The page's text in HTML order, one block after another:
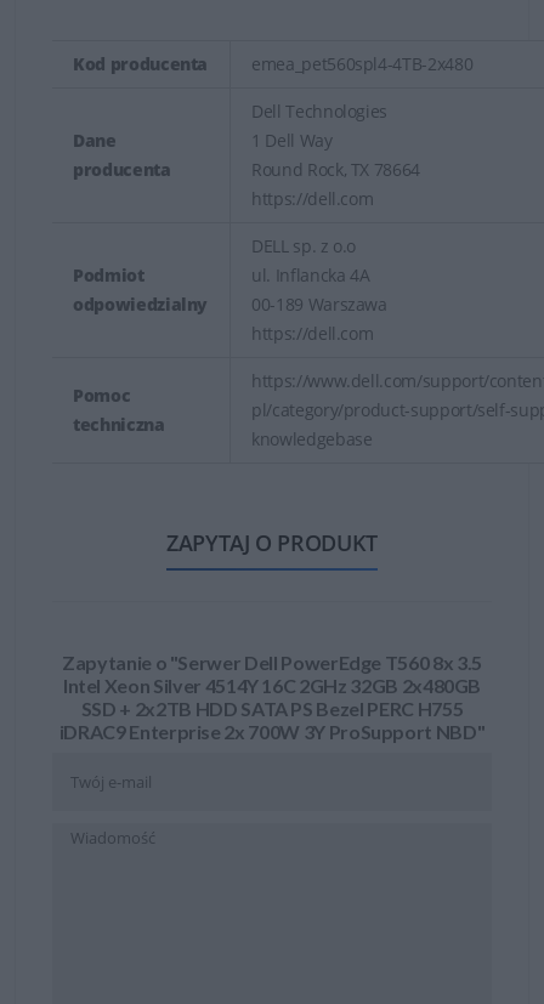
Kod producenta emea_pet560spl4-4TB-2x480
Dane
producenta
Dell Technologies
1 Dell Way
Round Rock, TX 78664
https://dell.com
Podmiot
odpowiedzialny
DELL sp. z o.o
ul. Inflancka 4A
00-189 Warszawa
https://dell.com
Pomoc
techniczna
https://www.dell.com/support/
pl/category/product-support/self-
knowledgebase
ZAPYTAJ O PRODUKT
Zapytanie o "Serwer Dell PowerEdge T560 8x 3.5
Intel Xeon Silver 4514Y 16C 2GHz 32GB 2x480GB
SSD + 2x2TB HDD SATA PS Bezel PERC H755
iDRAC9 Enterprise 2x 700W 3Y ProSupport NBD"